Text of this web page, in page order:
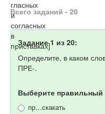
Всего заданий - 20
Задание 1 из 20:
Определите, в каком
ПРЕ-.
Выберите правильный
пр…скакать